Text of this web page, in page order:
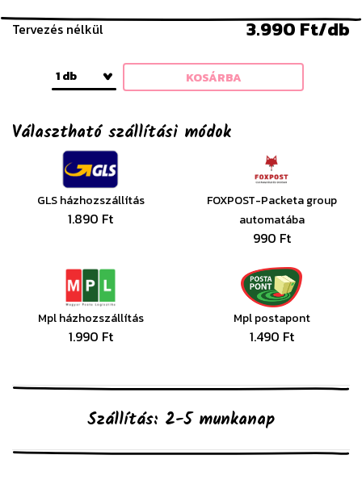
Tervezés nélkül 3.990 Ft/db
1 db KOSÁRBA
Választható szállítási módok
GLS házhozszállítás
1.890 Ft
FOXPOST-Packeta group
automatába
990 Ft
Mpl házhozszállítás
1.990 Ft
Mpl postapont
1.490 Ft
Szállítás: 2-5 munkanap